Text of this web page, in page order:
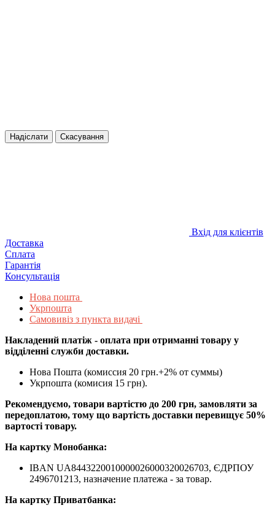
Надіслати Скасування
Вхід для клієнтів
Доставка
Сплата
Гарантія
Консультація
Нова пошта
Укрпошта
Самовивіз з пункта видачі
Накладений платіж - оплата при отриманні товару у
відділенні служби доставки.
Нова Пошта (комиссия 20 грн.+2% от суммы)
Укрпошта (комисия 15 грн).
Рекомендуємо, товари вартістю до 200 грн, замовляти за
передоплатою, тому що вартість доставки перевищує 50%
вартості товару.
На картку Монобанка:
IBAN UA8443220010000026000320026703, ЄДРПОУ
2496701213, назначение платежа - за товар.
На картку Приватбанка: